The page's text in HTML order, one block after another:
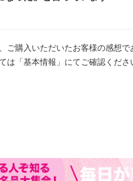
表示＞
ラベン、タール系色素不使
とつかないので、重ね塗り
ご購入いただいたお客様の感想
は「基本情報」にてご確認くださ